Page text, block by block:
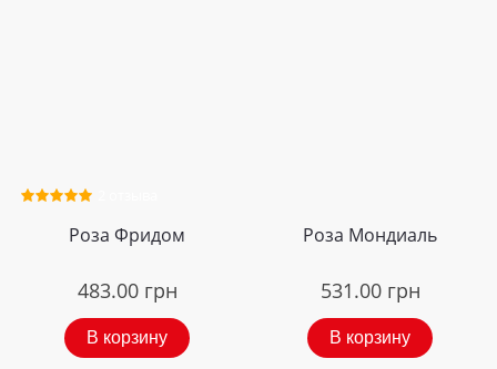
Роза Фридом
483.00 грн
В корзину
Роза Мондиаль
531.00 грн
В корзину